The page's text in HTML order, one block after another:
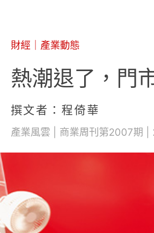
財經 產業動態
熱潮退了，門
撰文者：程倚華
產業風雲 | 商業周刊第2007期